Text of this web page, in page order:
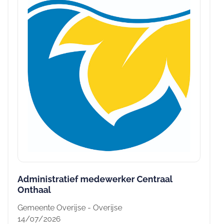
Administratief medewerker Centraal
Onthaal
Gemeente Overijse - Overijse
14/07/2026